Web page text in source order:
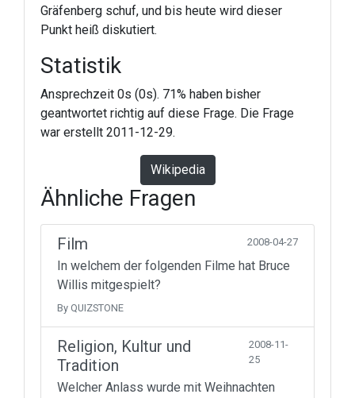
Gräfenberg schuf, und bis heute wird dieser
Punkt heiß diskutiert.
Statistik
Ansprechzeit 0s (0s). 71% haben bisher
geantwortet richtig auf diese Frage. Die Frage
war erstellt 2011-12-29.
Wikipedia
Ähnliche Fragen
Film 2008-04-27
In welchem der folgenden Filme hat Bruce
Willis mitgespielt?
By QUIZSTONE
Religion, Kultur und
Tradition
2008-11-
25
Welcher Anlass wurde mit Weihnachten